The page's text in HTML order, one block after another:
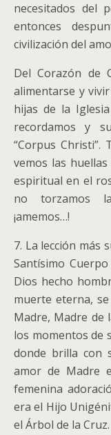
necesitados del
entonces
civilización del
Del Corazón de
alimentarse y
hijas de la
recordamos y
“Corpus Christi”.
vemos las
espiritual en el
no torzamos la
¡amemos…!
7. La lección más
Santísimo
Dios hecho
muerte eterna, se
Madre, Madre de
los momentos de
donde brilla con
amor de Madre
femenina
era el Hijo
el Árbol de la Cruz.